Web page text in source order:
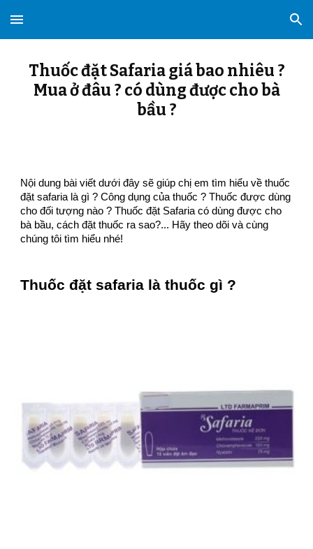
Skip to main content Skip to navigation
Thuốc đặt Safaria giá bao nhiêu ?
Mua ở đâu ? có dùng được cho bà
bầu ?
Nội dung bài viết dưới đây sẽ giúp chị em tìm hiểu về thuốc
đặt safaria là gì ? Công dụng của thuốc ? Thuốc được dùng
cho đối tượng nào ? Thuốc đặt Safaria có dùng được cho
bà bầu, cách đặt thuốc ra sao?... Hãy theo dõi và cùng
chúng tôi tìm hiểu nhé!
Thuốc đặt safaria là thuốc gì ?